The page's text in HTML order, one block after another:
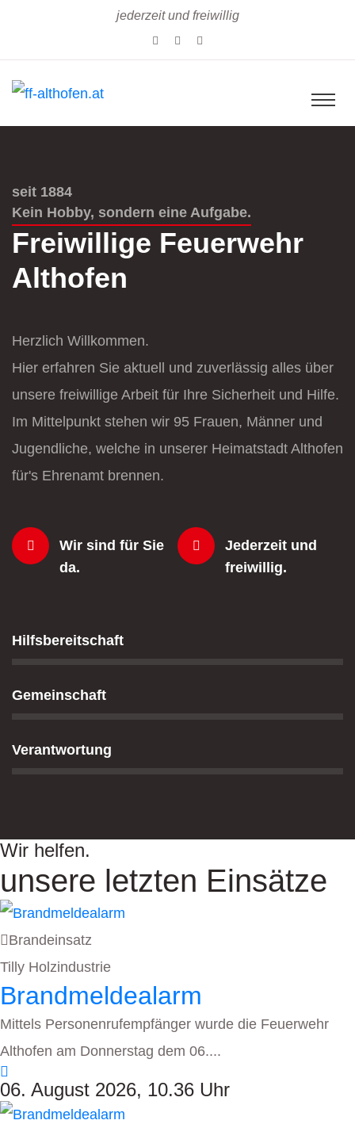
jederzeit und freiwillig
seit 1884
Kein Hobby, sondern eine Aufgabe.
Freiwillige Feuerwehr
Althofen
Herzlich Willkommen.
Hier erfahren Sie aktuell und zuverlässig alles über
unsere freiwillige Arbeit für Ihre Sicherheit und Hilfe.
Im Mittelpunkt stehen wir 95 Frauen, Männer und
Jugendliche, welche in unserer Heimatstadt Althofen
für's Ehrenamt brennen.
Wir sind für Sie
da.
Jederzeit und
freiwillig.
Hilfsbereitschaft
Gemeinschaft
Verantwortung
Wir helfen.
unsere letzten Einsätze
Brandeinsatz
Tilly Holzindustrie
Brandmeldealarm
Mittels Personenrufempfänger wurde die Feuerwehr
Althofen am Donnerstag dem 06....
06. August 2026, 10.36 Uhr